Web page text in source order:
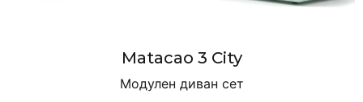
Matacao 3 City
Модулен диван сет